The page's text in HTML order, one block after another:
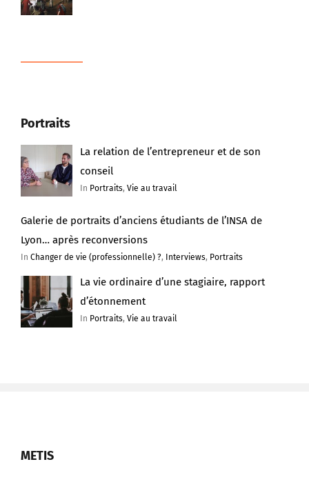
Portraits
La relation de l’entrepreneur et de son
conseil
In Portraits,Vie au travail
Galerie de portraits d’anciens étudiants de l’INSA de
Lyon… après reconversions
In Changer de vie (professionnelle) ?, Interviews, Portraits
La vie ordinaire d’une stagiaire, rapport
d’étonnement
In Portraits,Vie au travail
METIS